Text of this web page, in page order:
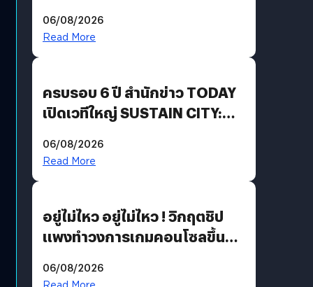
Revenue เร่งเครื่อง New
06/08/2026
Read More
ครบรอบ 6 ปี สำนักข่าว TODAY
เปิดเวทีใหญ่ SUSTAIN CITY:
แนวทางปรับตัวสู่เศรษฐกิจสี
06/08/2026
Read More
อยู่ไม่ไหว อยู่ไม่ไหว ! วิกฤตชิป
แพงทำวงการเกมคอนโซลขึ้น
?
06/08/2026